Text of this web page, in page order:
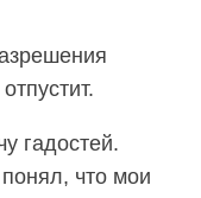
гадостей.
что мои